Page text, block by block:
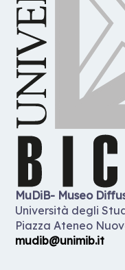
MuDiB- Museo
Università degli
Piazza Ateneo
mudib@unimib.it